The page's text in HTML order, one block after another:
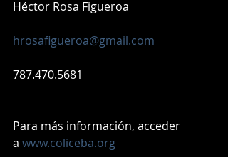
Héctor Rosa Figueroa
hrosafigueroa@gmail.com
787.470.5681
Para más información, acceder
a www.coliceba.org